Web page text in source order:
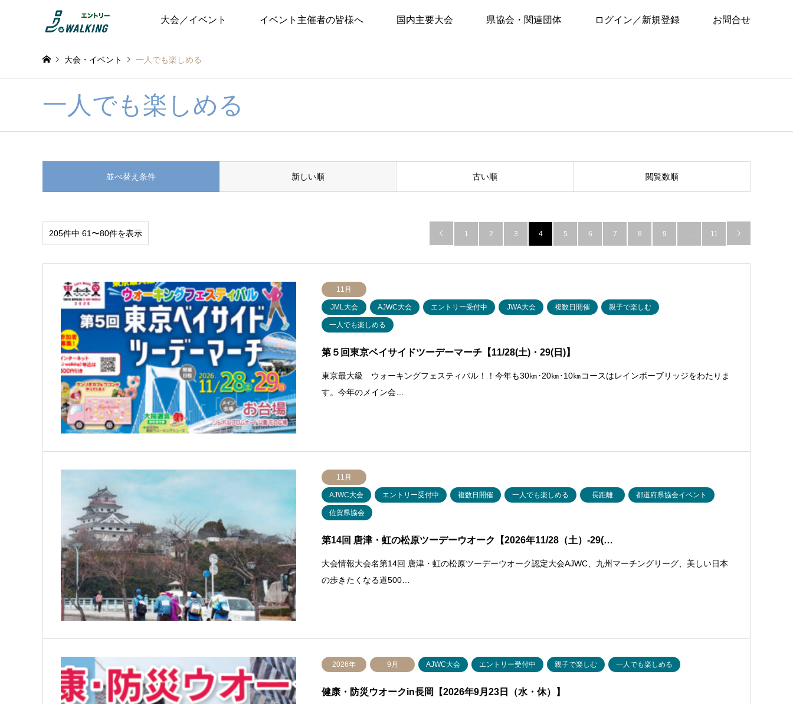
大会／イベント イベント主催者の皆様へ 国内主要大会 県協会・関連団体 ログイン／新規登録 お問合せ
大会・イベント 一人でも楽しめる
一人でも楽しめる
並べ替え条件 新しい順 古い順 閲覧数順
205件中 61〜80件を表示  1 2 3 4 5 6 7 8 9 … 11 
11月
JML大会 AJWC大会 エントリー受付中 JWA大会 複数日開催 親子で楽しむ
一人でも楽しめる
第５回東京ベイサイドツーデーマーチ【11/28(土)・29(日)】
東京最大級 ウォーキングフェスティバル！！今年も30㎞･20㎞･10㎞コースはレインボーブリッジをわたりま
す。今年のメイン会…
11月
AJWC大会 エントリー受付中 複数日開催 一人でも楽しめる 長距離 都道府県協会イベント
佐賀県協会
第14回 唐津・虹の松原ツーデーウオーク【2026年11/28（土）-29(…
大会情報大会名第14回 唐津・虹の松原ツーデーウオーク認定大会AJWC、九州マーチングリーグ、美しい日本
の歩きたくなる道500…
2026年 9月 AJWC大会 エントリー受付中 親子で楽しむ 一人でも楽しめる
健康・防災ウオークin長岡【2026年9月23日（水・休）】